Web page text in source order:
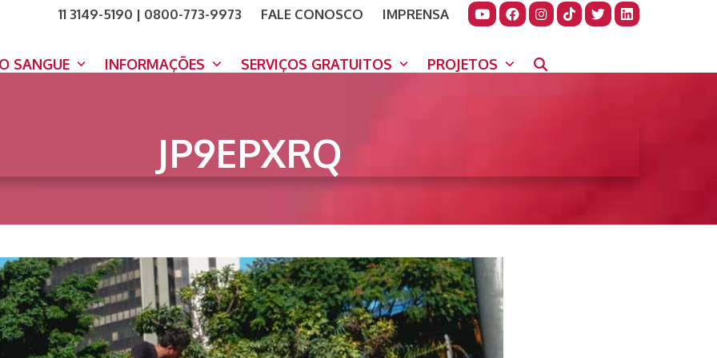
11 3149-5190 | 0800-773-9973 FALE CONOSCO
IMPRENSA
SANGUE INFORMAÇÕES SERVIÇOS GRATUITOS PROJETOS
JP9EPXRQ